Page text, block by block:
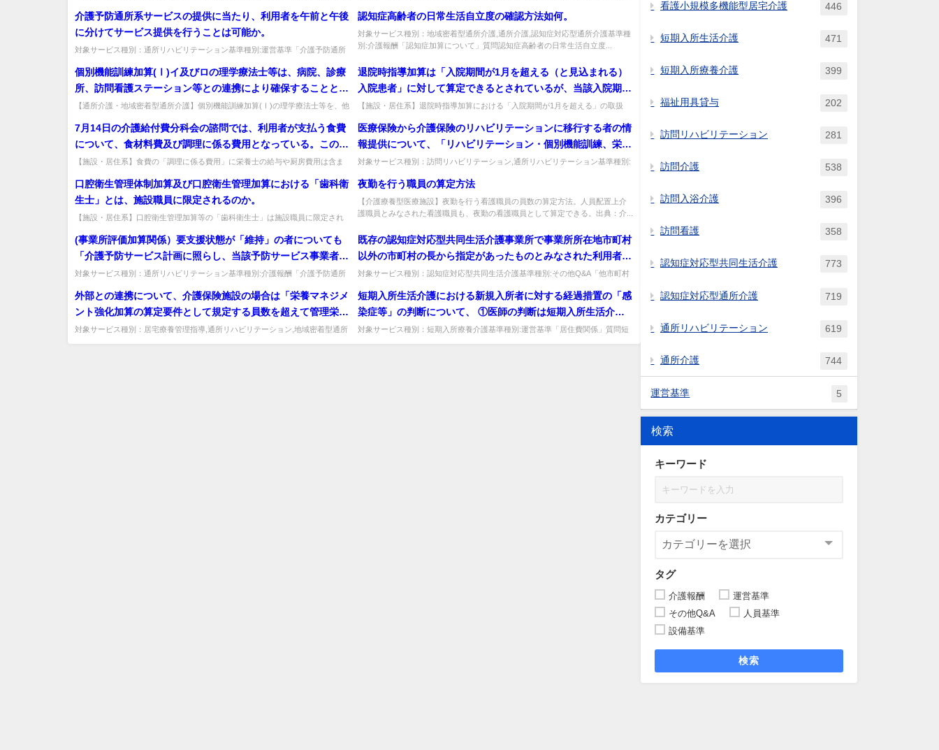
介護予防通所系サービスの提供に当たり、利用者を午前と午後
に分けてサービス提供を行うことは可能か。
対象サービス種別：通所リハビリテーション基準種別:運営基準「介護予防通所
認知症高齢者の日常生活自立度の確認方法如何。
対象サービス種別：地域密着型通所介護,通所介護,認知症対応型通所介護基準種
別:介護報酬「認知症加算について」質問認知症高齢者の日常生活自立度...
個別機能訓練加算(Ⅰ)イ及びロの理学療法士等は、病院、診療
所、訪問看護ステーション等との連携により確保することとし
てもよいか。
【通所介護・地域密着型通所介護】個別機能訓練加算(Ⅰ)の理学療法士等を、他
退院時指導加算は「入院期間が1月を超える（と見込まれる）
入院患者」に対して算定できるとされているが、当該入院期間
の取扱いについて
【施設・居住系】退院時指導加算における「入院期間が1月を超える」の取扱
7月14日の介護給付費分科会の諮問では、利用者が支払う食費
について、食材料費及び調理に係る費用となっている。この場
合の調理に係る費用となっている。この場合の調理に係る費用
には、調理員の給与は含まれ、栄養士(管理栄養士）の給与は
入っていないと考えるが、いかがか。
【施設・居住系】食費の「調理に係る費用」に栄養士の給与や厨房費用は含ま
医療保険から介護保険のリハビリテーションに移行する者の情
報提供について、「リハビリテーション・個別機能訓練、栄養
管理及び口腔管理の実施に関する基本的な考え方並びに事務処
理手順及び様式例の提示について」（令和３年３月16日老認発
0316第３号、老老発0316第２号）の別紙様式２－２－１をも
って、保険医療機関から介護保険のリハビリテーション事業所
もに、別紙様式２－２－１に記載された内容について確認し、
リハビリテーションの提供を開始しても差し支えないと判断し
た場合には、例外として、別紙様式２－２－１をリハビリテー
ション計画書と見なしてリハビリテーションの算定を開始して
もよいとされている。 １） 医療保険から介護保険のリハビ
対象サービス種別：訪問リハビリテーション,通所リハビリテーション基準種別:
口腔衛生管理体制加算及び口腔衛生管理加算における「歯科衛
生士」とは、施設職員に限定されるのか。
【施設・居住系】口腔衛生管理加算等の「歯科衛生士」は施設職員に限定され
夜勤を行う職員の算定方法
【介護療養型医療施設】夜勤を行う看護職員の員数の算定方法。人員配置上介
護職員とみなされた看護職員も、夜勤の看護職員として算定できる。出典：介...
(事業所評価加算関係）要支援状態が「維持」の者についても
「介護予防サービス計画に照らし、当該予防サービス事業者に
よるサービスの提供が終了したと認める者に限る」として評価
対象者に加わっているが、要支援状態区分に変更がなかった者
は、サービスの提供は終了しないのではないか。
対象サービス種別：通所リハビリテーション基準種別:介護報酬「介護予防通所
既存の認知症対応型共同生活介護事業所で事業所所在地市町村
以外の市町村の長から指定があったものとみなされた利用者
が、入院等でグループホームを退居した場合、退院後、再度入
居するときには、改めて事業所所在地市町村の同意を得て指定
を受けないといけないのか。
対象サービス種別：認知症対応型共同生活介護基準種別:その他Q&A「他市町村
外部との連携について、介護保険施設の場合は「栄養マネジメ
ント強化加算の算定要件として規定する員数を超えて管理栄養
士を置いているもの又は常勤の管理栄養士を１名以上配置して
いるものに限る。」とあるが、栄養マネジメント強化加算を算
対象サービス種別：居宅療養管理指導,通所リハビリテーション,地域密着型通所
短期入所生活介護における新規入所者に対する経過措置の「感
染症等」の判断について、 ①医師の判断は短期入所生活介護
の利用ごとに必要になるのか。 ②医師の判断はショートステ
イ事業者が仰ぐのか。 ③医師とは、主治医、配置医師どちら
対象サービス種別：短期入所療養介護基準種別:運営基準「居住費関係」質問短
看護小規模多機能型居宅介護 446
短期入所生活介護 471
短期入所療養介護 399
福祉用具貸与 202
訪問リハビリテーション 281
訪問介護 538
訪問入浴介護 396
訪問看護 358
認知症対応型共同生活介護 773
認知症対応型通所介護 719
通所リハビリテーション 619
通所介護 744
運営基準 5
検索
キーワード
カテゴリー
タグ
介護報酬
運営基準
その他Q&A
人員基準
設備基準
検索